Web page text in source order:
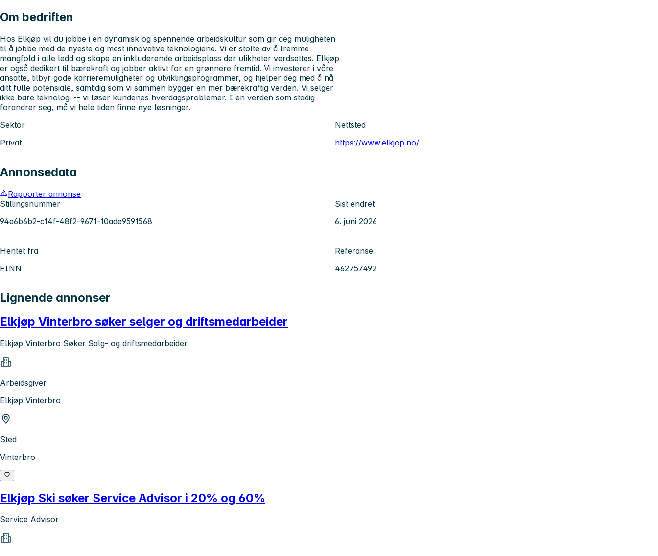
Om bedriften
Hos Elkjøp vil du jobbe i en dynamisk og spennende arbeidskultur som gir deg muligheten
til å jobbe med de nyeste og mest innovative teknologiene. Vi er stolte av å fremme
mangfold i alle ledd og skape en inkluderende arbeidsplass der ulikheter verdsettes. Elkjøp
er også dedikert til bærekraft og jobber aktivt for en grønnere fremtid. Vi investerer i våre
ansatte, tilbyr gode karrieremuligheter og utviklingsprogrammer, og hjelper deg med å nå
ditt fulle potensiale, samtidig som vi sammen bygger en mer bærekraftig verden. Vi selger
ikke bare teknologi -- vi løser kundenes hverdagsproblemer. I en verden som stadig
forandrer seg, må vi hele tiden finne nye løsninger.
Sektor
Privat
Nettsted
https://www.elkjop.no/
Annonsedata
Rapporter annonse
Stillingsnummer
94e6b6b2-c14f-48f2-9671-10ade9591568
Sist endret
6. juni 2026
Hentet fra
FINN
Referanse
462757492
Lignende annonser
Elkjøp Vinterbro søker selger og driftsmedarbeider
Elkjøp Vinterbro Søker Salg- og driftsmedarbeider
Arbeidsgiver
Elkjøp Vinterbro
Sted
Vinterbro
Elkjøp Ski søker Service Advisor i 20% og 60%
Service Advisor